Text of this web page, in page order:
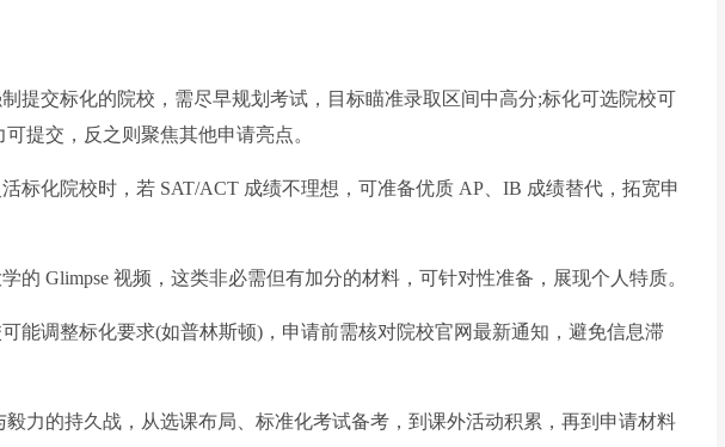
交标化的院校，需尽早规划考试，目标瞄准录取区间中高分;标化可选院校可
提交，反之则聚焦其他申请亮点。
化院校时，若 SAT/ACT 成绩不理想，可准备优质 AP、IB 成绩替代，拓宽申
Glimpse 视频，这类非必需但有加分的材料，可针对性准备，展现个人特质。
调整标化要求(如普林斯顿)，申请前需核对院校官网最新通知，避免信息滞
的持久战，从选课布局、标准化考试备考，到课外活动积累，再到申请材料